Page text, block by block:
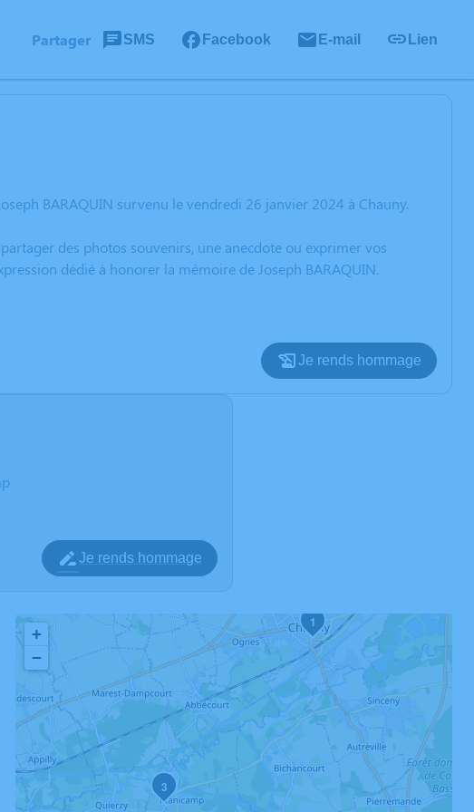
Partager SMS Facebook E-mail Lien
BARAQUIN survenu le vendredi 26 janvier 2024 à Chauny.
des photos souvenirs, une anecdote ou exprimer vos
dédié à honorer la mémoire de Joseph BARAQUIN.
Je rends hommage
Je rends hommage
1
3
+
−